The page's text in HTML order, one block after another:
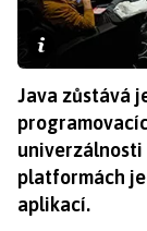
Java zůstává
univerzálnosti
platformách
aplikací.